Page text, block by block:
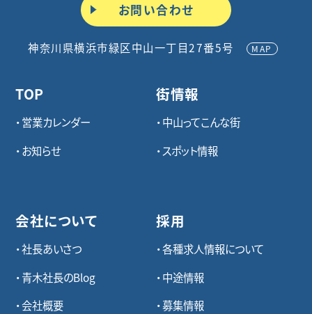
お問い合わせ
神奈川県横浜市緑区中山一丁目27番5号 MAP
TOP
営業カレンダー
お知らせ
会社について
社長あいさつ
青木社長のBlog
会社概要
街情報
中山ってこんな街
スポット情報
採用
各種求⼈情報について
中途情報
募集情報